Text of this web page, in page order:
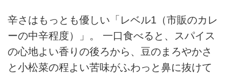
辛さはもっとも優しい「レベル1（市販のカレ
ーの中辛程度）」。 一口食べると、スパイス
の心地よい香りの後ろから、豆のまろやかさ
と小松菜の程よい苦味がふわっと鼻に抜けて